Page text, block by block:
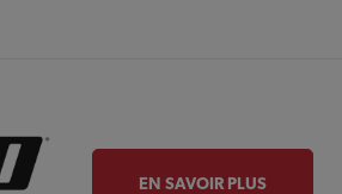
EN SAVOIR PLUS